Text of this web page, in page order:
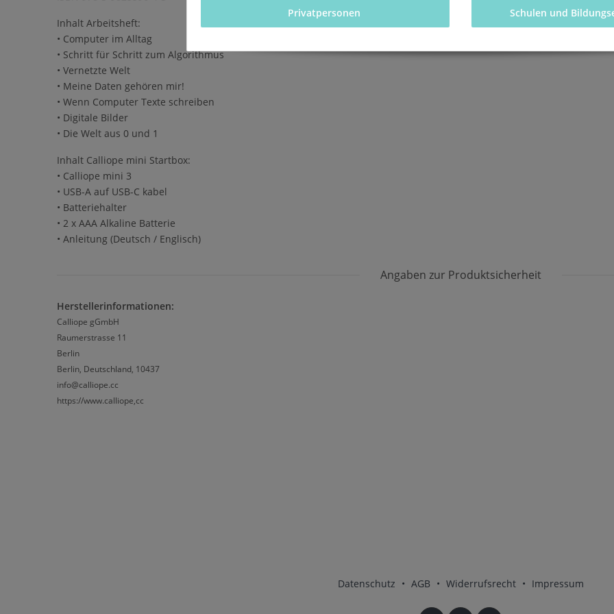
Inhalt Arbeitsheft:
• Computer im Alltag
• Schritt für Schritt zum Algorithmus
• Vernetzte Welt
• Meine Daten gehören mir!
• Wenn Computer Texte schreiben
• Digitale Bilder
• Die Welt aus 0 und 1
Inhalt Calliope mini Startbox:
• Calliope mini 3
• USB-A auf USB-C kabel
• Batteriehalter
• 2 x AAA Alkaline Batterie
• Anleitung (Deutsch / Englisch)
Angaben zur Produktsicherheit
Herstellerinformationen:
Calliope gGmbH
Raumerstrasse 11
Berlin
Berlin, Deutschland, 10437
info@calliope.cc
https://www.calliope,cc
Datenschutz • AGB • Widerrufsrecht • Impressum
Privatpersonen Schulen und